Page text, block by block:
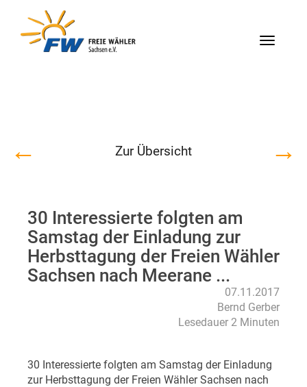
Menü
← Zur Übersicht →
30 Interessierte folgten am
Samstag der Einladung zur
Herbsttagung der Freien Wähler
Sachsen nach Meerane ...
07.11.2017
Bernd Gerber
Lesedauer 2 Minuten
30 Interessierte folgten am Samstag der Einladung
zur Herbsttagung der Freien Wähler Sachsen nach